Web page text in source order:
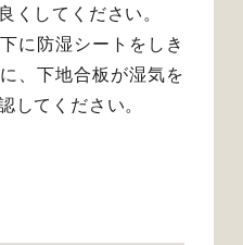
くしてください。
に防湿シートをしき
、下地合板が湿気を
してください。